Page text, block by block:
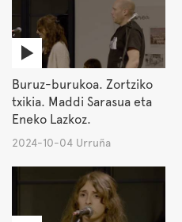
Buruz-burukoa. Zortziko
txikia. Maddi Sarasua eta
Eneko Lazkoz.
2024-10-04 Urruña